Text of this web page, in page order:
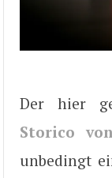
Der hier
Storico
unbedingt